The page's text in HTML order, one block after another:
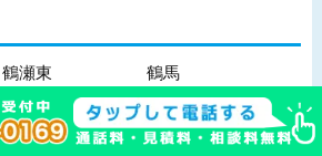
鶴瀬東
鶴馬